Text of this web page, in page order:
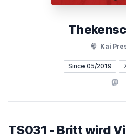
Kai
Since 05/2019
TS031 - Britt wird